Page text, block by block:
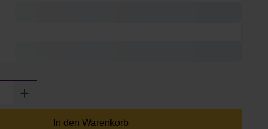
Gib den gewünschten Wert ein
In den Warenkorb